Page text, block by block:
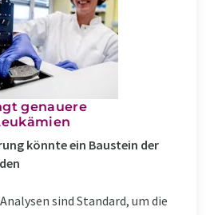
genauere
könnte ein Baustein der
sind Standard, um die